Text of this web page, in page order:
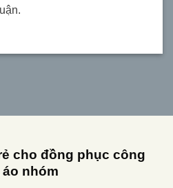
cho đồng phục công
nhóm